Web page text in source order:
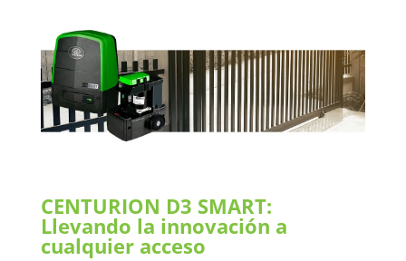
CENTURION D3 SMART:
Llevando la innovación a
cualquier acceso